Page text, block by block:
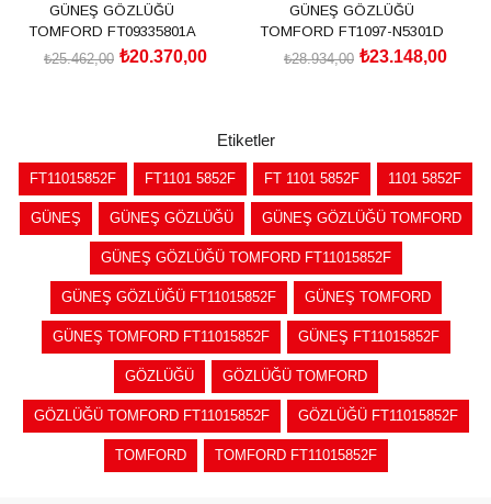
GÜNEŞ GÖZLÜĞÜ
TOMFORD FT09335801A
₺20.370,00
₺25.462,00
GÜNEŞ GÖZLÜĞÜ
TOMFORD FT1097-N5301D
₺23.148,00
₺28.934,00
Etiketler
FT11015852F FT1101 5852F FT 1101 5852F 1101 5852F
GÜNEŞ GÜNEŞ GÖZLÜĞÜ GÜNEŞ GÖZLÜĞÜ TOMFORD
GÜNEŞ GÖZLÜĞÜ TOMFORD FT11015852F
GÜNEŞ GÖZLÜĞÜ FT11015852F GÜNEŞ TOMFORD
GÜNEŞ TOMFORD FT11015852F GÜNEŞ FT11015852F
GÖZLÜĞÜ GÖZLÜĞÜ TOMFORD
GÖZLÜĞÜ TOMFORD FT11015852F GÖZLÜĞÜ FT11015852F
TOMFORD TOMFORD FT11015852F